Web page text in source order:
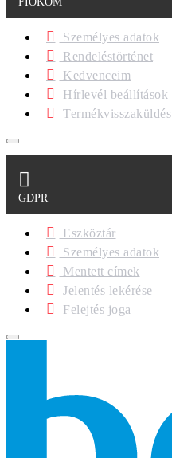
Személyes adatok
Rendeléstörténet
Kedvenceim
Hírlevél beállítások
Termékvisszaküldés
GDPR
Eszköztár
Személyes adatok
Mentett címek
Jelentés lekérése
Felejtés joga